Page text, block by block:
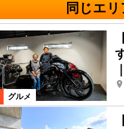
同じエ
グルメ